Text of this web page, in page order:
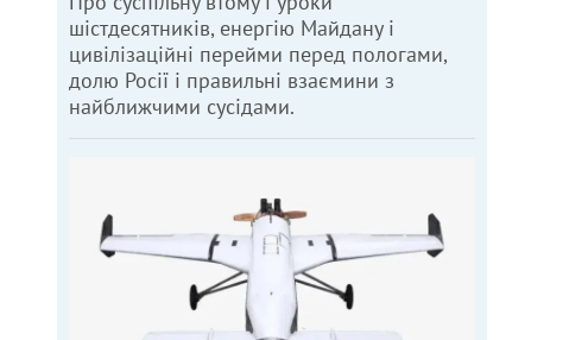
шістдесятників, енергію Майдану і
цивілізаційні перейми перед пологами,
долю Росії і правильні взаємини з
найближчими сусідами.